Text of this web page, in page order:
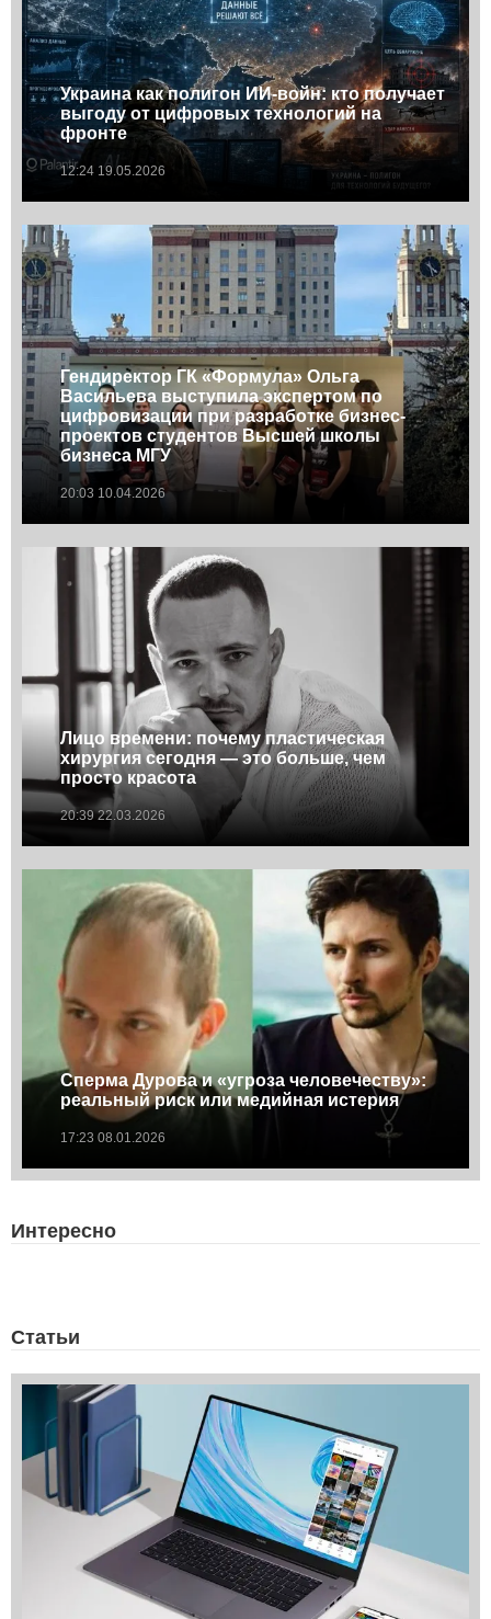
Украина как полигон ИИ-войн: кто получает
выгоду от цифровых технологий на
фронте
12:24 19.05.2026
Гендиректор ГК «Формула» Ольга
Васильева выступила экспертом по
цифровизации при разработке бизнес-
проектов студентов Высшей школы
бизнеса МГУ
20:03 10.04.2026
Лицо времени: почему пластическая
хирургия сегодня — это больше, чем
просто красота
20:39 22.03.2026
Сперма Дурова и «угроза человечеству»:
реальный риск или медийная истерия
17:23 08.01.2026
Интересно
Статьи